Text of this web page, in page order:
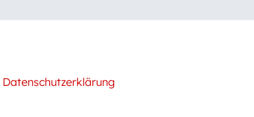
Datenschutzerklärung